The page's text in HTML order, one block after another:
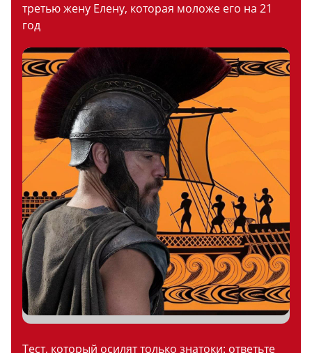
третью жену Елену, которая моложе его на 21
год
Тест, который осилят только знатоки: ответьте